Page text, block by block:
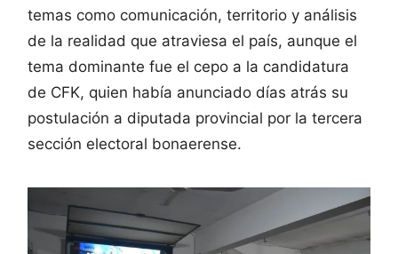
temas como comunicación, territorio y análisis
de la realidad que atraviesa el país, aunque el
tema dominante fue el cepo a la candidatura
de CFK, quien había anunciado días atrás su
postulación a diputada provincial por la tercera
sección electoral bonaerense.